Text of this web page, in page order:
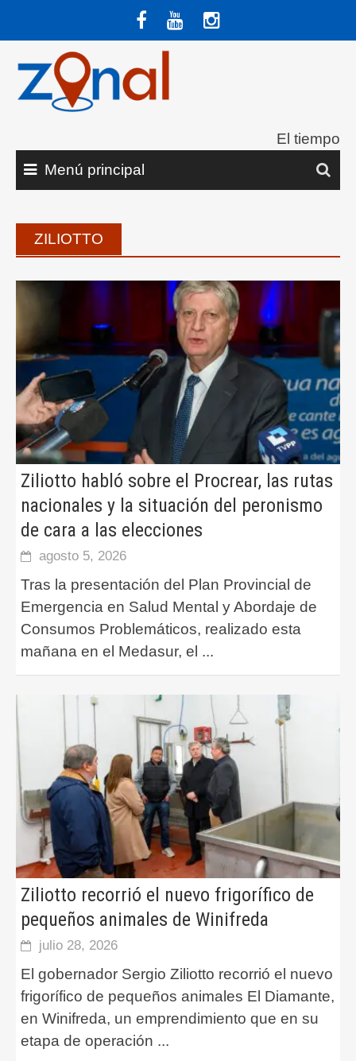
contenido
El tiempo
Menú principal
ZILIOTTO
Ziliotto habló sobre el Procrear, las rutas
nacionales y la situación del peronismo
de cara a las elecciones
agosto 5, 2026
Tras la presentación del Plan Provincial de
Emergencia en Salud Mental y Abordaje de
Consumos Problemáticos, realizado esta
mañana en el Medasur, el ...
Ziliotto recorrió el nuevo frigorífico de
pequeños animales de Winifreda
julio 28, 2026
El gobernador Sergio Ziliotto recorrió el nuevo
frigorífico de pequeños animales El Diamante,
en Winifreda, un emprendimiento que en su
etapa de operación ...